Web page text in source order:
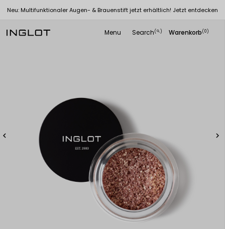
Neu: Multifunktionaler Augen- & Brauenstift jetzt erhältlich! Jetzt entdecken
Menu Search(
search ) Warenkorb(0)
 